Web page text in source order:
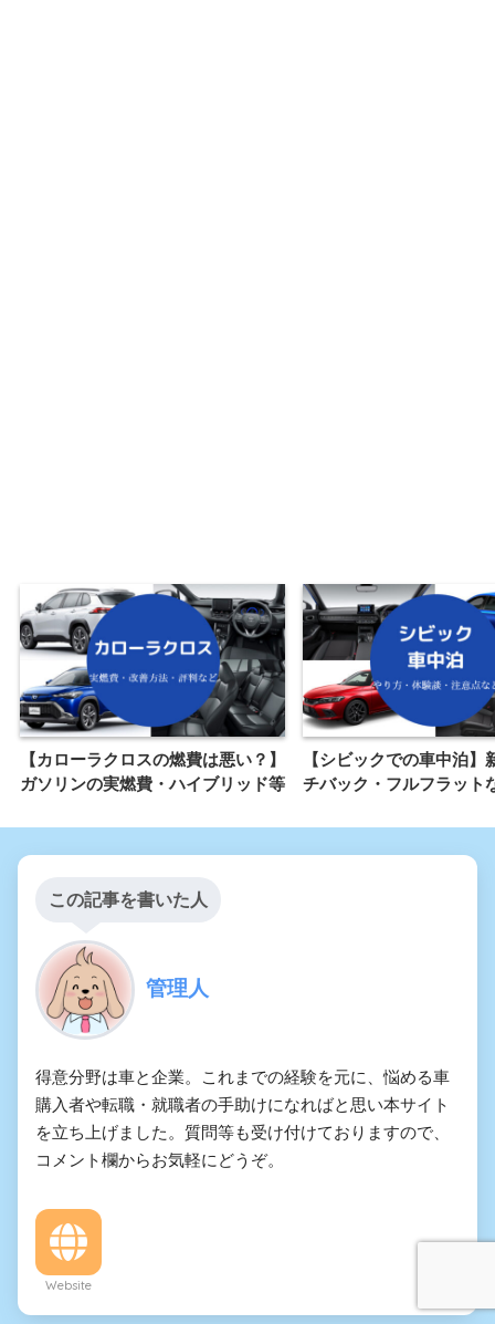
【カローラクロスの燃費は悪い？】
ガソリンの実燃費・ハイブリッド等
【シビックでの車中泊】
チバック・フルフラット
この記事を書いた人
管理人
得意分野は車と企業。これまでの経験を元に、悩める車
購入者や転職・就職者の手助けになればと思い本サイト
を立ち上げました。質問等も受け付けておりますので、
コメント欄からお気軽にどうぞ。
Website